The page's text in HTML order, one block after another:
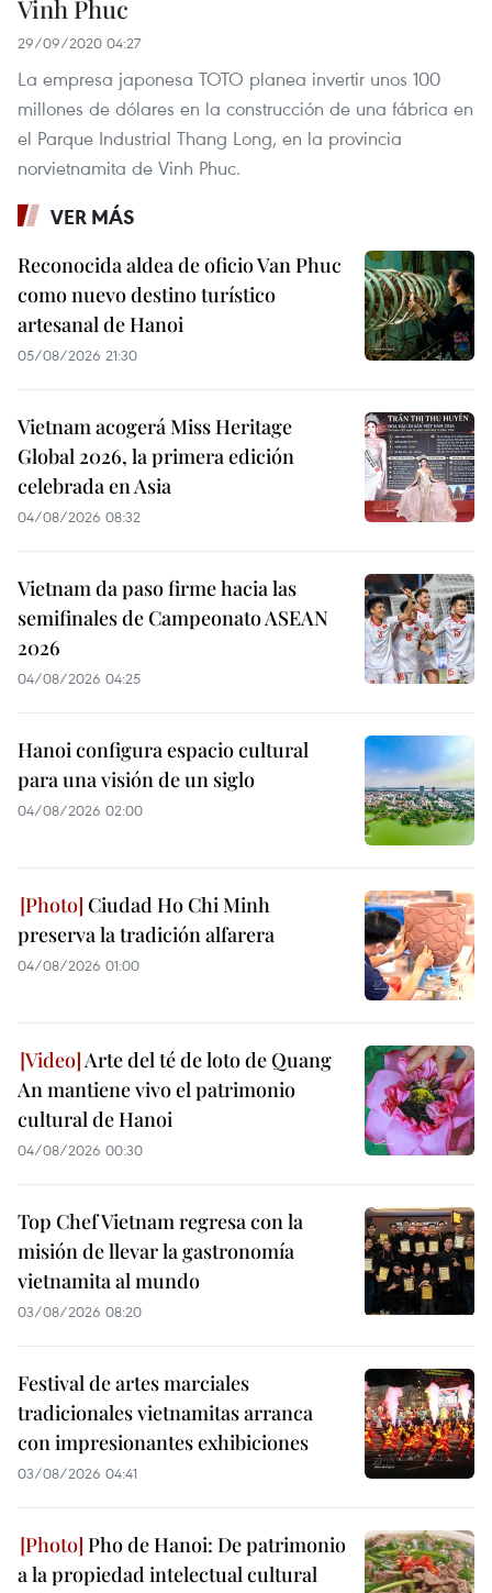
Vinh Phuc
29/09/2020 04:27
La empresa japonesa TOTO planea invertir unos 100
millones de dólares en la construcción de una fábrica en
el Parque Industrial Thang Long, en la provincia
norvietnamita de Vinh Phuc.
VER MÁS
Reconocida aldea de oficio Van Phuc
como nuevo destino turístico
artesanal de Hanoi
05/08/2026 21:30
Vietnam acogerá Miss Heritage
Global 2026, la primera edición
celebrada en Asia
04/08/2026 08:32
Vietnam da paso firme hacia las
semifinales de Campeonato ASEAN
2026
04/08/2026 04:25
Hanoi configura espacio cultural
para una visión de un siglo
04/08/2026 02:00
Ciudad Ho Chi Minh
preserva la tradición alfarera
04/08/2026 01:00
Arte del té de loto de Quang
An mantiene vivo el patrimonio
cultural de Hanoi
04/08/2026 00:30
Top Chef Vietnam regresa con la
misión de llevar la gastronomía
vietnamita al mundo
03/08/2026 08:20
Festival de artes marciales
tradicionales vietnamitas arranca
con impresionantes exhibiciones
03/08/2026 04:41
Pho de Hanoi: De patrimonio
a la propiedad intelectual cultural